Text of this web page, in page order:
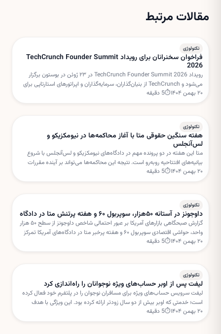
مقالات مرتبط
تکنولوژی
فراخوان سخنرانان برای رویداد TechCrunch Founder Summit
2026
رویداد TechCrunch Founder Summit 2026 در ۲۳ ژوئن در بوستون برگزار
می‌شود و TechCrunch از بنیان‌گذاران، سرمایه‌گذاران و اپراتورهای استارتاپی برای
هدایت میزگردهای تعاملی دعوت کرده است.
۲۰ بهمن ۱۴۰۴ ⏱
5 دقیقه
تکنولوژی
هفته سنگین حقوقی متا با آغاز محاکمه‌ها در نیومکزیکو و
لس‌آنجلس
متا این هفته در دو پرونده مهم در دادگاه‌های نیومکزیکو و لس‌آنجلس با شروع
بیانیه‌های افتتاحیه روبه‌رو است. نتیجه این محاکمه‌ها می‌تواند بر آینده مقررات
شبکه‌های اجتماعی و مسئولیت پلتفرم‌ها تأثیر بگذارد.
۲۰ بهمن ۱۴۰۴ ⏱
5 دقیقه
تکنولوژی
داوجونز در آستانه ۵۰هزار، سوپربول ۶۰ و هفته پرتنش متا در دادگاه
گزارش صبحگاهی بازارهای آمریکا بر عبور احتمالی شاخص داوجونز از سطح ۵۰ هزار
واحد، حواشی اقتصادی سوپربول ۶۰ و هفته پرخبر متا در دادگاه‌های آمریکا تمرکز
دارد. این تحولات می‌تواند مسیر سهام فناوری را در کوتاه‌مدت تحت تأثیر قرار دهد.
۲۰ بهمن ۱۴۰۴ ⏱
5 دقیقه
تکنولوژی
لیفت پس از اوبر حساب‌های ویژه نوجوانان را راه‌اندازی کرد
لیفت سرویس حساب‌های ویژه برای مسافران نوجوان را در پلتفرم خود فعال کرده
است؛ خدمتی که اوبر بیش از دو سال زودتر ارائه کرده بود. این ویژگی با هدف
افزایش امنیت و نظارت والدین طراحی شده است.
۲۰ بهمن ۱۴۰۴ ⏱
5 دقیقه